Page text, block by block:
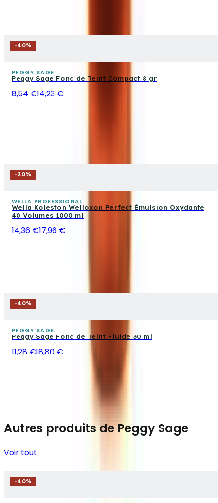
-40%
PEGGY SAGE
Peggy Sage Fond de Teint Compact 8 gr
8,54 €14,23 €
-20%
WELLA PROFESSIONAL
Wella Koleston Welloxon Perfect Émulsion Oxydante
40 Volumes 1000 ml
14,36 €17,96 €
-40%
PEGGY SAGE
Peggy Sage Fond de Teint Fluide 30 ml
11,28 €18,80 €
Autres produits de Peggy Sage
Voir tout
-40%